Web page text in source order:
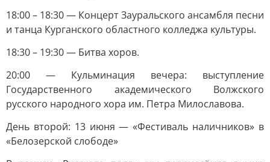
18:00 – 18:30 — Концерт Зауральского ансамбля песни
и танца Курганского областного колледжа культуры.
18:30 – 19:30 — Битва хоров.
20:00 — Кульминация вечера: выступление
Государственного академического Волжского
русского народного хора им. Петра Милославова.
День второй: 13 июня — «Фестиваль наличников» в
«Белозерской слободе»